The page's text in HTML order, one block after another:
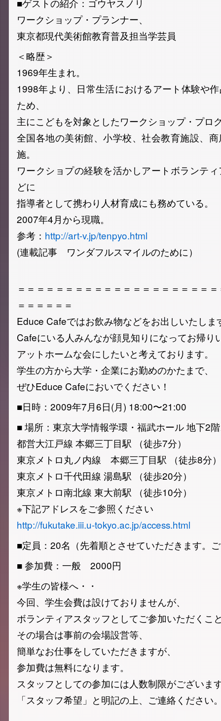
■ゲストの紹介：ゴウヤスノリ
ワークショップ・プランナー、
東京都現代美術館教育普及担当学芸員
＜略歴＞
1969年生まれ。
1998年より、日常生活におけるアート体験や
ため、
主にこどもを対象としたワークショップ・プロ
全国各地の美術館、小学校、社会教育施設、
施。
ワークショプの経験を活かしアートボランテ
どに
指導者として携わり人材育成にも務めている。
2007年4月から現職。
参考： http://art-v.jp/tenpyo.html
(連載記事 ワンダフルスマイルのために）
＝＝＝＝＝＝＝＝＝＝＝＝＝＝＝＝＝＝＝＝
＝＝＝＝＝＝
Educe Cafeではお飲み物などをお出しいたしま
Cafeにいる人みんなが顔見知りになってお帰り
アットホームな会にしたいと考えております。
学生の方から大学・企業にお勤めのかたまで、
ぜひEduce Cafeにおいでください！
■日時：2009年7月6日(月) 18:00〜21:00
■ 場所：東京大学情報学環・福武ホール 地下2
都営大江戸線 本郷三丁目駅 （徒歩7分）
東京メトロ丸ノ内線 本郷三丁目駅 （徒歩8分）
東京メトロ千代田線 湯島駅 （徒歩20分）
東京メトロ南北線 東大前駅 （徒歩10分）
※下記アドレスをご参照ください
http://fukutake.iii.u-tokyo.ac.jp/access.html
■定員：20名（先着順とさせていただきます。
■ 参加費：一般 2000円
※学生の皆様へ・・
今回、学生会費は設けておりませんが、
ボランティアスタッフとしてご参加いただくこ
その場合は事前の会場設営等、
簡単なお仕事をしていただきますが、
参加費は無料になります。
スタッフとしての参加には人数制限がございま
「スタッフ希望」と明記の上、ご連絡ください